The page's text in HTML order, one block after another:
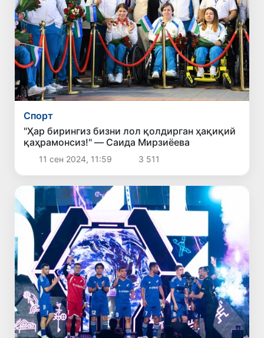
Спорт
"Ҳар бирингиз бизни лол қолдирган ҳақиқий
қаҳрамонсиз!" — Саида Мирзиёева
11 сен 2024, 11:59 3 511